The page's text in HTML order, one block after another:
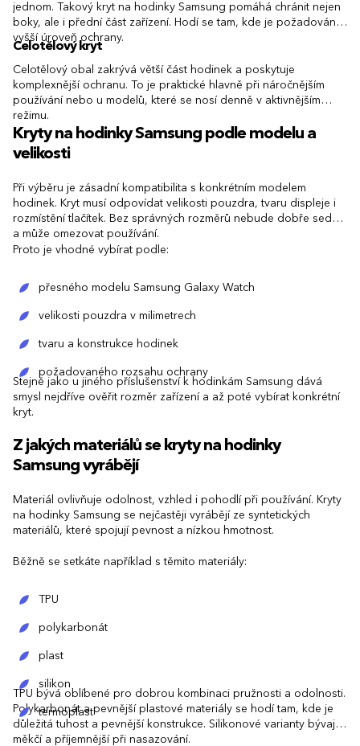
jednom. Takový kryt na hodinky Samsung pomáhá chránit nejen
boky, ale i přední část zařízení. Hodí se tam, kde je požadována
vyšší úroveň ochrany.
Celotělový kryt
Celotělový obal zakrývá větší část hodinek a poskytuje
komplexnější ochranu. To je praktické hlavně při náročnějším
používání nebo u modelů, které se nosí denně v aktivnějším
režimu.
Kryty na hodinky Samsung podle modelu a
velikosti
Při výběru je zásadní kompatibilita s konkrétním modelem
hodinek. Kryt musí odpovídat velikosti pouzdra, tvaru displeje i
rozmístění tlačítek. Bez správných rozměrů nebude dobře sedět
a může omezovat používání.
Proto je vhodné vybírat podle:
přesného modelu Samsung Galaxy Watch
velikosti pouzdra v milimetrech
tvaru a konstrukce hodinek
požadovaného rozsahu ochrany
Stejně jako u jiného příslušenství k hodinkám Samsung dává
smysl nejdříve ověřit rozměr zařízení a až poté vybírat konkrétní
kryt.
Z jakých materiálů se kryty na hodinky
Samsung vyrábějí
Materiál ovlivňuje odolnost, vzhled i pohodlí při používání. Kryty
na hodinky Samsung se nejčastěji vyrábějí ze syntetických
materiálů, které spojují pevnost a nízkou hmotnost.
Běžně se setkáte například s těmito materiály:
TPU
polykarbonát
plast
silikon
termoplast
TPU bývá oblíbené pro dobrou kombinaci pružnosti a odolnosti.
Polykarbonát a pevnější plastové materiály se hodí tam, kde je
důležitá tuhost a pevnější konstrukce. Silikonové varianty bývají
měkčí a příjemnější při nasazování.